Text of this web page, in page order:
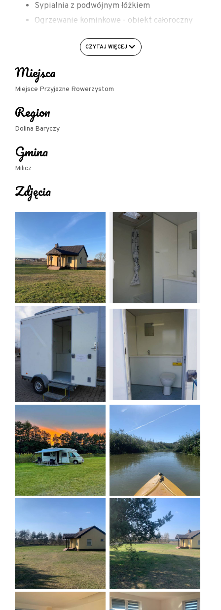
Sypialnia z podwójnym łóżkiem
Ogrzewanie kominkowe - obiekt całoroczny
Na terenie znajduje się miejsce do
grillowania, jest możliwość zorganizowania
ogniska
Teren udostępniany również również
Na campingu znajduje się przyczepa
We wsi (Pracze) znajduje się sklep oraz bar
Strzelec, przy scieżce rowerowej w sezonie
jest mała gastronomia "Przystanek Pracze"
Blisko ścieżki rowerowej. Możliwość
wypożyczenia rowerów
CZYTAJ WIĘCEJ
Miejsca
Miejsce Przyjazne Rowerzystom
Region
Dolina Baryczy
Gmina
Milicz
Zdjęcia